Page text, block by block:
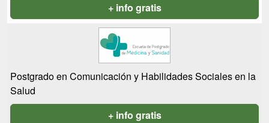
+ info gratis
Postgrado en Comunicación y Habilidades Sociales en la
Salud
+ info gratis